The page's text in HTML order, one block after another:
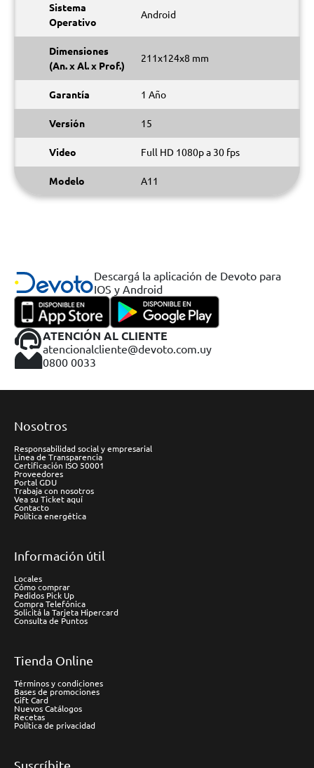
Sistema
Operativo
Android
Dimensiones
(An. x Al. x Prof.)
211x124x8 mm
Garantía 1 Año
Versión 15
Video Full HD 1080p a 30 fps
Modelo A11
Descargá la aplicación de Devoto para
IOS y Android
ATENCIÓN AL CLIENTE
atencionalcliente@devoto.com.uy
0800 0033
Nosotros
Responsabilidad social y empresarial
Línea de Transparencia
Certificación ISO 50001
Proveedores
Portal GDU
Trabaja con nosotros
Vea su Ticket aquí
Contacto
Política energética
Información útil
Locales
Cómo comprar
Pedidos Pick Up
Compra Telefónica
Solicitá la Tarjeta Hipercard
Consulta de Puntos
Tienda Online
Términos y condiciones
Bases de promociones
Gift Card
Nuevos Catálogos
Recetas
Política de privacidad
Suscríbite